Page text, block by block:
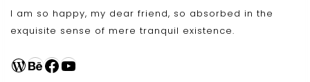
I am so happy, my dear friend, so absorbed in the
exquisite sense of mere tranquil existence.
WordPress
Behance
Facebook
YouTube